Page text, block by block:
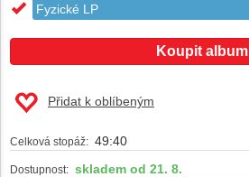
Fyzické LP
Koupit album
Přidat k oblíbeným
Celková stopáž: 49:40
Dostupnost: skladem od 21. 8.